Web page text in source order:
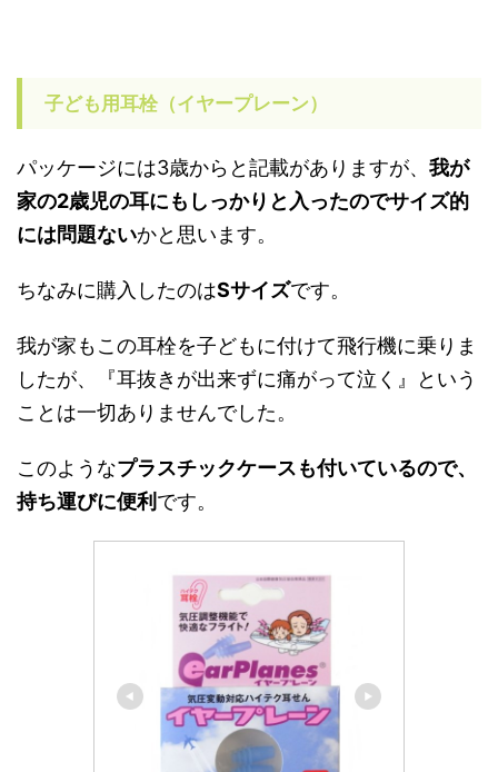
子ども用耳栓（イヤープレーン）
パッケージには3歳からと記載がありますが、 我が
家の2歳児の耳にもしっかりと入ったのでサイズ的
には問題ないかと思います。
ちなみに購入したのはSサイズです。
我が家もこの耳栓を子どもに付けて飛行機に乗りま
したが、『耳抜きが出来ずに痛がって泣く』という
ことは一切ありませんでした。
このようなプラスチックケースも付いているので、
持ち運びに便利 です。